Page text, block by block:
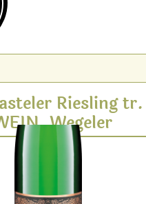
Riesling tr.
Wegeler